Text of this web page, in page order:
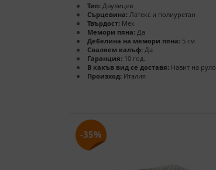
Тип: Двулицев
Сърцевина: Латекс и полиуретан
Твърдост: Мек
Мемори пяна: Да
Дебелина на мемори пяна: 5 см
Сваляем калъф: Да
Гаранция: 10 год.
В какъв вид се доставя: Навит на руло
Произход: Италия
-35%